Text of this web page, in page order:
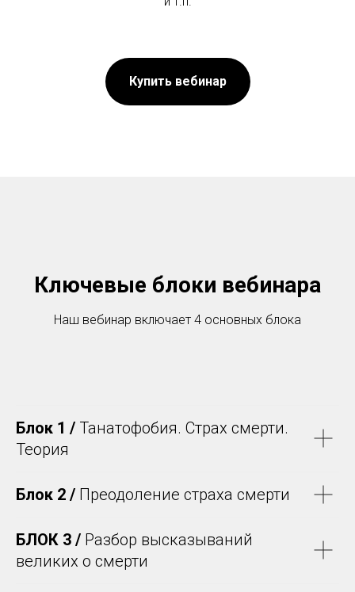
Купить вебинар
Ключевые блоки вебинара
Наш вебинар включает 4 основных блока
Блок 1 / Танатофобия. Страх смерти.
Теория
Блок 2 / Преодоление страха смерти
БЛОК 3 / Разбор высказываний
великих о смерти